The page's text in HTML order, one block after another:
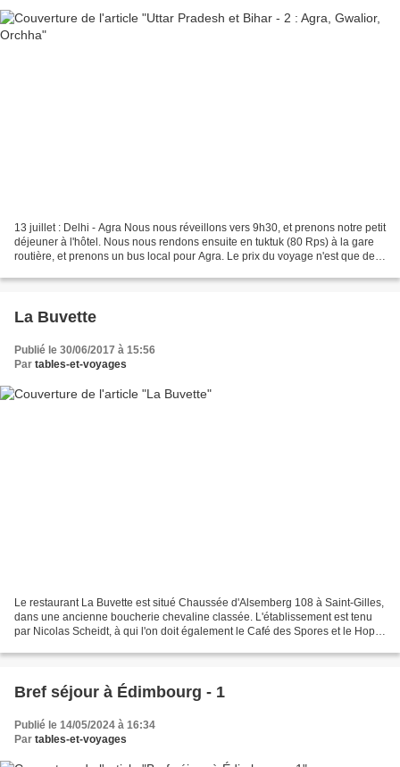
13 juillet : Delhi - Agra Nous nous réveillons vers 9h30, et prenons notre petit
déjeuner à l'hôtel. Nous nous rendons ensuite en tuktuk (80 Rps) à la gare
routière, et prenons un bus local pour Agra. Le prix du voyage n'est que de
La Buvette
Publié le 30/06/2017 à 15:56
Par tables-et-voyages
Le restaurant La Buvette est situé Chaussée d'Alsemberg 108 à Saint-Gilles,
dans une ancienne boucherie chevaline classée. L'établissement est tenu
par Nicolas Scheidt, à qui l'on doit également le Café des Spores et le Hopla
Bref séjour à Édimbourg - 1
Publié le 14/05/2024 à 16:34
Par tables-et-voyages